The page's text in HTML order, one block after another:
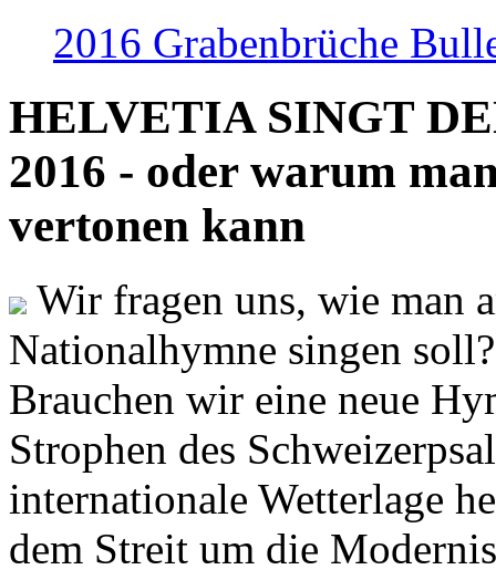
2016 Grabenbrüche
HELVETIA SINGT
2016 - oder warum
vertonen kann
Wir fragen uns, wie man
Nationalhymne singen
Brauchen wir eine neue
Strophen des
internationale Wetterlage
dem Streit um die